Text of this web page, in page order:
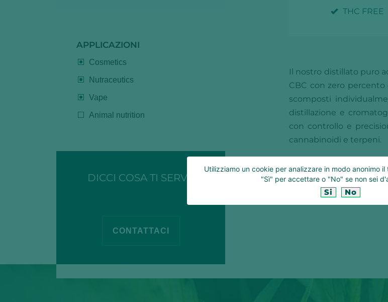
APPLICAZIONI
Cosmetics
Nutraceutics
Vape
Animal nutrition
DICCI COSA TI SERVE
CONTATTACI
THC FREE
Il nostro distillato puro
CBC con zero
scomposti
distillazione e
con controllo e
cannabinoidi e terpeni.
Con il suo colore
applicazioni pratiche
o per inalazione.
Utilizziamo un cookie per analizzare in modo anonimo
"Sì" per accettare o "No" se non sei
Si No